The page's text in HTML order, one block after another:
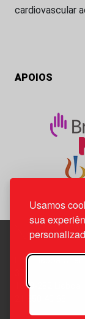
Usamos
sua
cardiovascular
APOIOS
Edif. Lisboa
1800-282 Lisboa